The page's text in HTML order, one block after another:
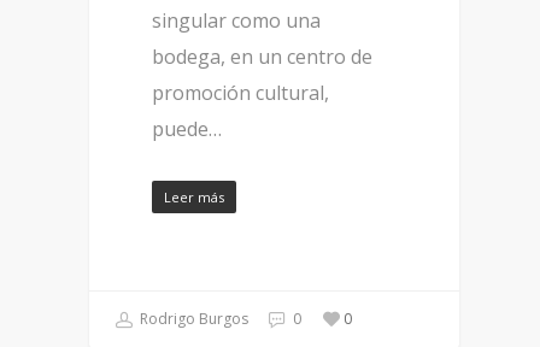
singular como una
bodega, en un centro de
promoción cultural,
puede…
Leer más
Rodrigo Burgos 0 0